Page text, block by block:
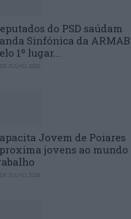
do PSD saúdam
Sinfónica da ARMAB
1º lugar...
JULHO, 2026
Jovem de Poiares
jovens ao mundo
JULHO, 2026